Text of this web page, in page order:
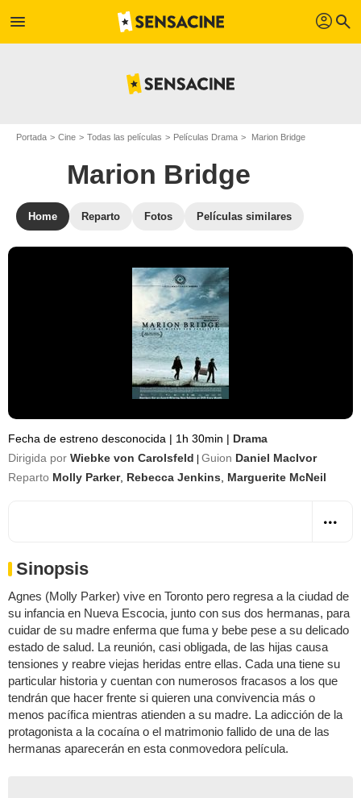
menu profil search
Portada Cine Todas las películas Películas Drama Marion Bridge
Marion Bridge
Home Reparto Fotos Películas similares
Fecha de estreno desconocida | 1h 30min | Drama
Dirigida por Wiebke von Carolsfeld Guion Daniel MacIvor
Reparto Molly Parker, Rebecca Jenkins Marguerite McNeil
Sinopsis
Agnes (Molly Parker) vive en Toronto pero regresa a la ciudad de
su infancia en Nueva Escocia, junto con sus dos hermanas, para
cuidar de su madre enferma que fuma y bebe pese a su delicado
estado de salud. La reunión, casi obligada, de las hijas causa
tensiones y reabre viejas heridas entre ellas. Cada una tiene su
particular historia y cuentan con numerosos fracasos a los que
tendrán que hacer frente si quieren una convivencia más o
menos pacífica mientras atienden a su madre. La adicción de la
protagonista a la cocaína o el matrimonio fallido de una de las
hermanas aparecerán en esta conmovedora película.